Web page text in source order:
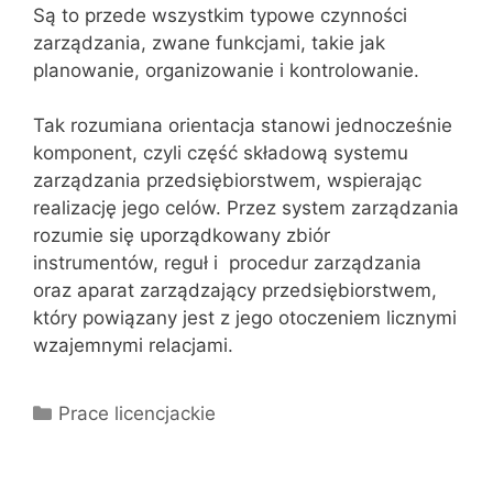
Są to przede wszystkim typowe czynności
zarządzania, zwane funkcjami, takie jak
planowanie, organizowanie i kontrolowanie.
Tak rozumiana orientacja stanowi jednocześnie
komponent, czyli część składową systemu
zarządzania przedsiębiorstwem, wspierając
realizację jego celów. Przez system zarządzania
rozumie się uporządkowany zbiór
instrumentów, reguł i procedur zarządzania
oraz aparat zarządzający przedsiębiorstwem,
który powiązany jest z jego otoczeniem licznymi
wzajemnymi relacjami.
Kategorie
Prace licencjackie